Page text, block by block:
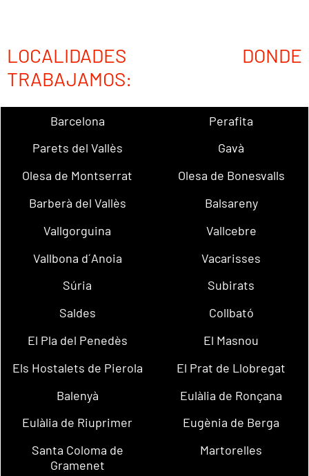
LOCALIDADES DONDE
TRABAJAMOS:
Barcelona
Perafita
Parets del Vallès
Gavà
Olesa de Montserrat
Olesa de Bonesvalls
Barberà del Vallès
Balsareny
Vallgorguina
Vallcebre
Vallbona d´Anoia
Vacarisses
Súria
Subirats
Saldes
Collbató
El Pla del Penedès
El Masnou
Els Hostalets de Pierola
El Prat de Llobregat
Balenyà
Eulàlia de Ronçana
Eulàlia de Riuprimer
Eugènia de Berga
Santa Coloma de
Gramenet
Martorelles